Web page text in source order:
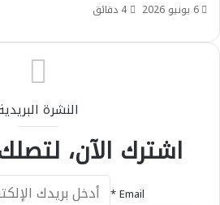
6 يونيو 2026
النشرة
اشترك الآن، لتصلك
Email
*